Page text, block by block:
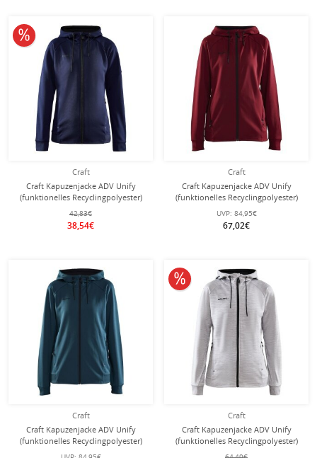
Craft
Craft Kapuzenjacke ADV Unify
(funktionelles Recyclingpolyester)
navyblau Damen
42,83€
38,54€
10% reduziert
Craft
Craft Kapuzenjacke ADV Unify
(funktionelles Recyclingpolyester)
bordeaux/rot Damen
UVP: 84,95€
67,02€
Craft
Craft Kapuzenjacke ADV Unify
(funktionelles Recyclingpolyester)
tealblau Damen
Craft
Craft Kapuzenjacke ADV Unify
(funktionelles Recyclingpolyester)
hellgrau Damen
10% reduziert